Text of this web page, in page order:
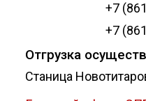
+7
+7
Отгрузка
Станица